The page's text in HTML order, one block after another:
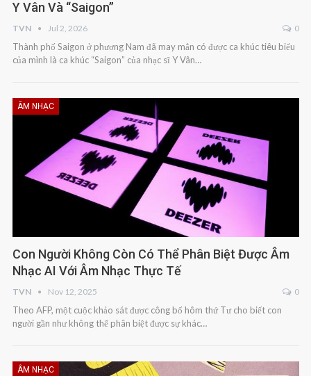
Y Vân Và “Saigon”
TVN Jul 2, 2026 0
Thành phố Saigon ở phương Nam đã may mắn có được ca khúc tiêu biểu
của mình là ca khúc “Saigon” của nhạc sĩ Y Vân…
ÂM NHẠC
Con Người Không Còn Có Thể Phân Biệt Được Âm
Nhạc AI Với Âm Nhạc Thực Tế
TVN Nov 12, 2025 0
Theo AFP, một cuộc khảo sát được công bố hôm thứ Tư cho biết con
người gần như không thể phân biệt được sự khác…
ÂM NHẠC